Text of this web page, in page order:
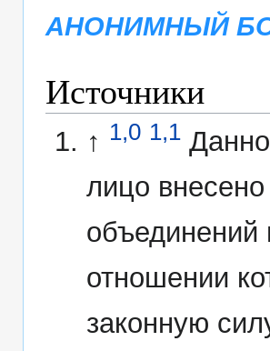
АНОНИМНЫЙ
Источники
↑ 1,0 1,1
лицо
объединений
отношении
законную